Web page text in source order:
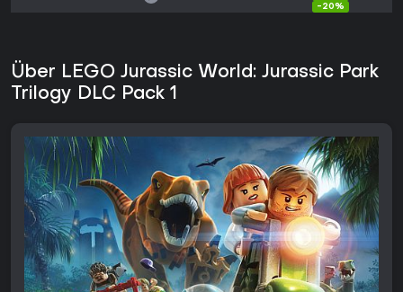
-20%
Über LEGO Jurassic World: Jurassic Park
Trilogy DLC Pack 1